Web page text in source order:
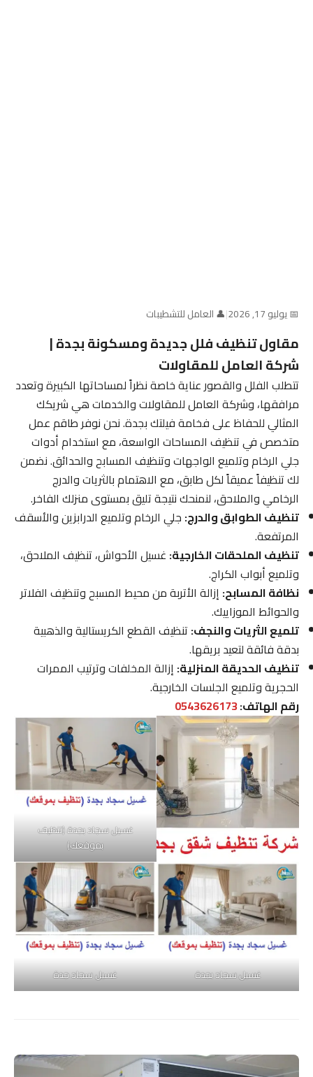
📅 يوليو 17, 2026 |👤 العامل للتشطيبات
مقاول تنظيف فلل جديدة ومسكونة بجدة |
شركة العامل للمقاولات
تتطلب الفلل والقصور عناية خاصة نظراً لمساحاتها الكبيرة وتعدد
مرافقها، وشركة العامل للمقاولات والخدمات هي شريكك
المثالي للحفاظ على فخامة فيلتك بجدة. نحن نوفر طاقم عمل
متخصص في تنظيف المساحات الواسعة، مع استخدام أدوات
جلي الرخام وتلميع الواجهات وتنظيف المسابح والحدائق. نضمن
لك تنظيفاً عميقاً لكل طابق، مع الاهتمام بالثريات والدرج
الرخامي والملاحق، لنمنحك نتيجة تليق بمستوى منزلك الفاخر.
تنظيف الطوابق والدرج:جلي الرخام وتلميع الدرابزين والأسقف
المرتفعة.
تنظيف الملحقات الخارجية:غسيل الأحواش، تنظيف الملاحق،
وتلميع أبواب الكراج.
نظافة المسابح:إزالة الأتربة من محيط المسبح وتنظيف الفلاتر
والحوائط الموزاييك.
تلميع الثريات والنجف:تنظيف القطع الكريستالية والذهبية
بدقة فائقة لتعيد بريقها.
تنظيف الحديقة المنزلية:إزالة المخلفات وترتيب الممرات
الحجرية وتلميع الجلسات الخارجية.
رقم الهاتف:0543626173
غسيل سجاد بجدة (تنظيف
بموقعك)
غسيل سجاد بجدة غسيل سجاد جدة